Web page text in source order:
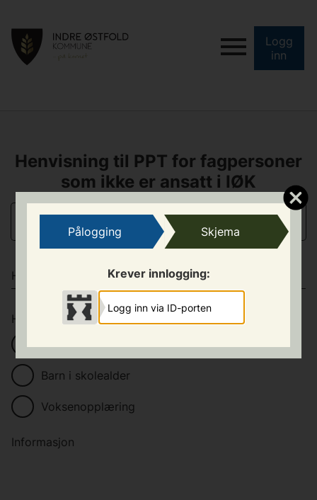
Pålogging Skjema
Krever innlogging:
Logg inn via ID-porten
Logg
inn
Henvisning til PPT for fagpersoner
som ikke er ansatt i IØK
INFORMASJON OM INNSENDER
HENVISNING
Henvisningen gjelder
Barn i barnehagealder
Barn i skolealder
Voksenopplæring
Informasjon